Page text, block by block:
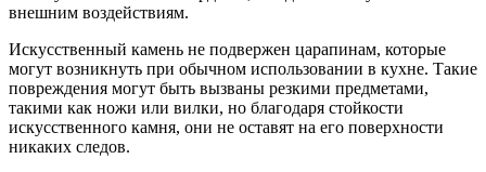
внешним воздействиям.
Искусственный камень не подвержен царапинам, которые
могут возникнуть при обычном использовании в кухне. Такие
повреждения могут быть вызваны резкими предметами,
такими как ножи или вилки, но благодаря стойкости
искусственного камня, они не оставят на его поверхности
никаких следов.